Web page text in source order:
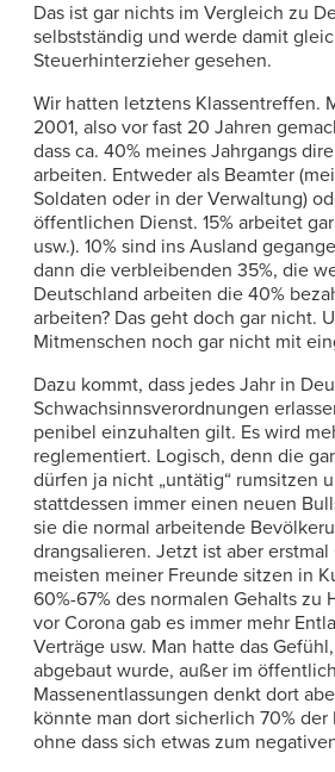
Das ist gar nichts im Vergleich zu
selbstständig und werde damit
Steuerhinterzieher gesehen.
Wir hatten letztens Klassentreffen.
2001, also vor fast 20 Jahren
dass ca. 40% meines Jahrgangs
arbeiten. Entweder als Beamter
Soldaten oder in der Verwaltung)
öffentlichen Dienst. 15% arbeitet
usw.). 10% sind ins Ausland
dann die verbleibenden 35%, die
Deutschland arbeiten die 40%
arbeiten? Das geht doch gar nicht.
Mitmenschen noch gar nicht mit
Dazu kommt, dass jedes Jahr in
Schwachsinnsverordnungen
penibel einzuhalten gilt. Es wird
reglementiert. Logisch, denn die
dürfen ja nicht „untätig“ rumsitzen
stattdessen immer einen neuen
sie die normal arbeitende
drangsalieren. Jetzt ist aber
meisten meiner Freunde sitzen in
60%-67% des normalen Gehalts zu
vor Corona gab es immer mehr
Verträge usw. Man hatte das
abgebaut wurde, außer im
Massenentlassungen denkt dort
könnte man dort sicherlich 70% der
ohne dass sich etwas zum